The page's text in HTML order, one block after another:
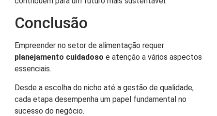
Conclusão
Empreender no setor de alimentação requer
planejamento cuidadoso e atenção a vários aspectos
essenciais.
Desde a escolha do nicho até a gestão de qualidade,
cada etapa desempenha um papel fundamental no
sucesso do negócio.